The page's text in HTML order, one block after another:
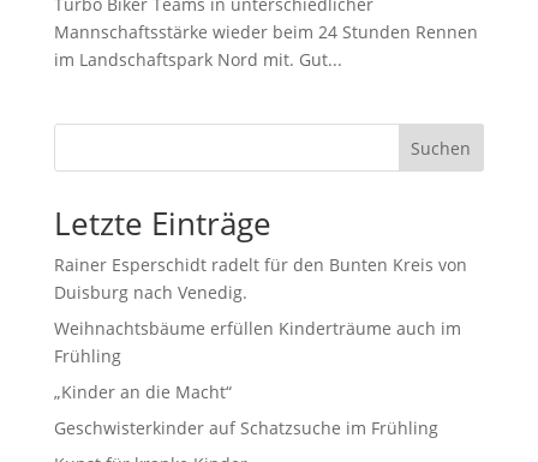
Mannschaftsstärke wieder beim 24 Stunden Rennen
im Landschaftspark Nord mit. Gut...
Suchen
Letzte Einträge
Rainer Esperschidt radelt für den Bunten Kreis von
Duisburg nach Venedig.
Weihnachtsbäume erfüllen Kinderträume auch im
Frühling
„Kinder an die Macht“
Geschwisterkinder auf Schatzsuche im Frühling